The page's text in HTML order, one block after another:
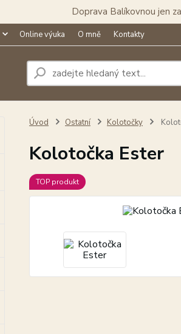
Doprava Balíkovnou jen
Online výuka O mně Kontakty
Úvod Ostatní Kolotočky
Kolotočka Ester
TOP produkt